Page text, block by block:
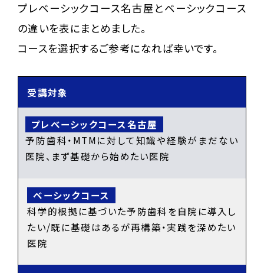
プレベーシックコース名古屋とベーシックコース
の違いを表にまとめました。
コースを選択するご参考になれば幸いです。
受講対象
予防歯科・MTMに対して知識や経験がまだない
医院、まず基礎から始めたい医院
科学的根拠に基づいた予防歯科を自院に導入し
たい/既に基礎はあるが再構築・実践を深めたい
医院